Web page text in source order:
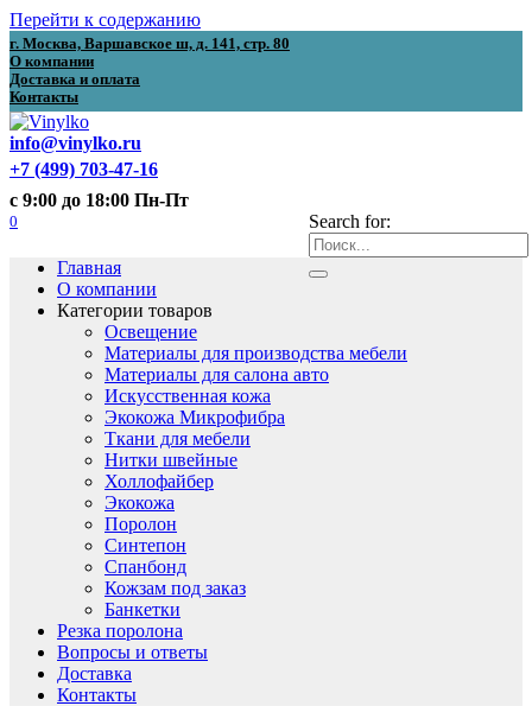
Перейти к содержанию
г. Москва, Варшавское ш, д. 141, стр. 80
О компании
Доставка и оплата
Контакты
info@vinylko.ru
+7 (499) 703-47-16
с 9:00 до 18:00 Пн-Пт
Search for:
0
Главная
О компании
Категории товаров
Освещение
Материалы для производства мебели
Материалы для салона авто
Искусственная кожа
Экокожа Микрофибра
Ткани для мебели
Нитки швейные
Холлофайбер
Экокожа
Поролон
Синтепон
Спанбонд
Кожзам под заказ
Банкетки
Резка поролона
Вопросы и ответы
Доставка
Контакты